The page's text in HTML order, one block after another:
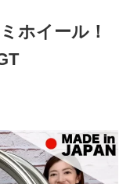
ホイール！